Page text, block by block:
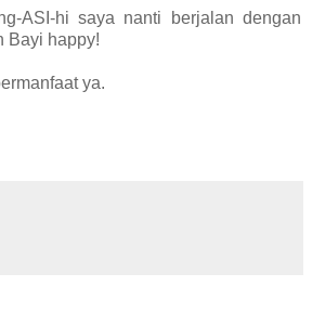
ASI-hi saya nanti berjalan dengan
Bayi happy!
ya.